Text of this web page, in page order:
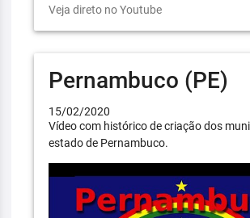
Veja direto no Youtube
Pernambuco (PE)
15/02/2020
Vídeo com histórico de criação dos
estado de Pernambuco.